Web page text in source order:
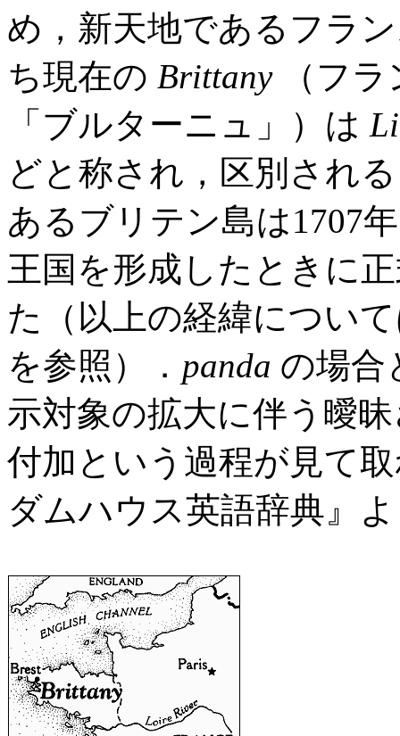
め，新天地であるフラ
ち現在の Brittany（フラ
「ブルターニュ」）は
どと称され，区別され
あるブリテン島は1707
王国を形成したときに
た（以上の経緯につい
を参照）． panda の場合
示対象の拡大に伴う曖
付加という過程が見て
ダムハウス英語辞典』